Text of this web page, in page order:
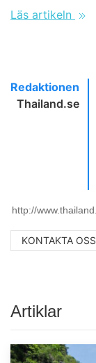
Läs artikeln
Redaktionen
Thailand.se
KONTAKTA OSS
Artiklar